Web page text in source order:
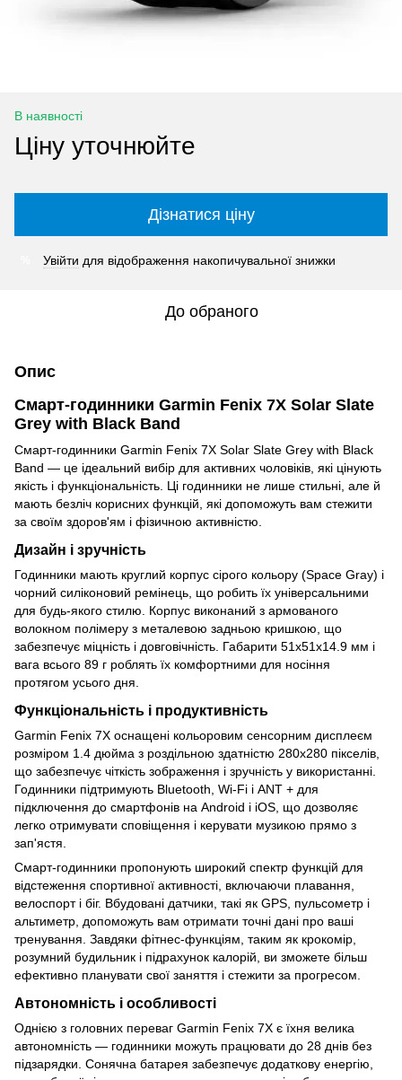
В наявності
Ціну уточнюйте
Дізнатися ціну
Увійти для відображення накопичувальної знижки
До обраного
Опис
Смарт-годинники Garmin Fenix 7X Solar Slate
Grey with Black Band
Смарт-годинники Garmin Fenix 7X Solar Slate Grey with Black
Band — це ідеальний вибір для активних чоловіків, які цінують
якість і функціональність. Ці годинники не лише стильні, але й
мають безліч корисних функцій, які допоможуть вам стежити
за своїм здоров'ям і фізичною активністю.
Дизайн і зручність
Годинники мають круглий корпус сірого кольору (Space Gray) і
чорний силіконовий ремінець, що робить їх універсальними
для будь-якого стилю. Корпус виконаний з армованого
волокном полімеру з металевою задньою кришкою, що
забезпечує міцність і довговічність. Габарити 51х51х14.9 мм і
вага всього 89 г роблять їх комфортними для носіння
протягом усього дня.
Функціональність і продуктивність
Garmin Fenix 7X оснащені кольоровим сенсорним дисплеєм
розміром 1.4 дюйма з роздільною здатністю 280х280 пікселів,
що забезпечує чіткість зображення і зручність у використанні.
Годинники підтримують Bluetooth, Wi-Fi і ANT + для
підключення до смартфонів на Android і iOS, що дозволяє
легко отримувати сповіщення і керувати музикою прямо з
зап'ястя.
Смарт-годинники пропонують широкий спектр функцій для
відстеження спортивної активності, включаючи плавання,
велоспорт і біг. Вбудовані датчики, такі як GPS, пульсометр і
альтиметр, допоможуть вам отримати точні дані про ваші
тренування. Завдяки фітнес-функціям, таким як крокомір,
розумний будильник і підрахунок калорій, ви зможете більш
ефективно планувати свої заняття і стежити за прогресом.
Автономність і особливості
Однією з головних переваг Garmin Fenix 7X є їхня велика
автономність — годинники можуть працювати до 28 днів без
підзарядки. Сонячна батарея забезпечує додаткову енергію,